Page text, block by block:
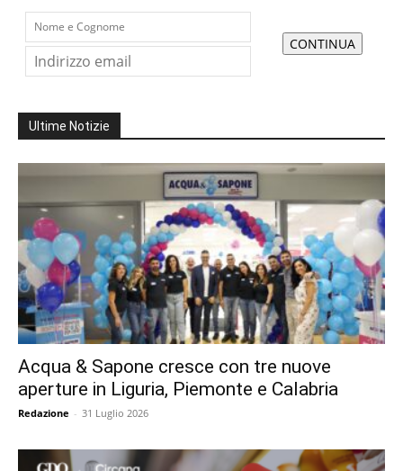
Ultime Notizie
Acqua & Sapone cresce con tre nuove
aperture in Liguria, Piemonte e Calabria
Redazione - 31 Luglio 2026